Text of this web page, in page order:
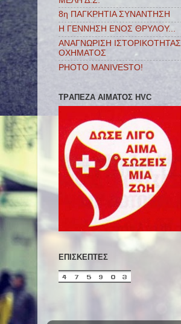
8η ΠΑΓΚΡΗΤΙΑ ΣΥΝΑΝΤΗΣΗ
Η ΓΕΝΝΗΣΗ ΕΝΟΣ ΘΡΥΛΟΥ...
ΑΝΑΓΝΩΡΙΣΗ ΙΣΤΟΡΙΚΟΤΗΤΑΣ
ΟΧΗΜΑΤΟΣ
PHOTO MANIVESTO!
ΤΡAΠΕΖΑ ΑIΜΑΤΟΣ HVC
ΕΠΙΣΚΈΠΤΕΣ